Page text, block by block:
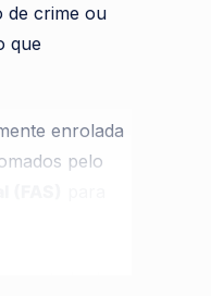
de crime ou
que
enrolada
pelo